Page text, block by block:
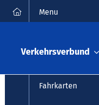
Verkehrsverbund
Menu
Fahrkarten